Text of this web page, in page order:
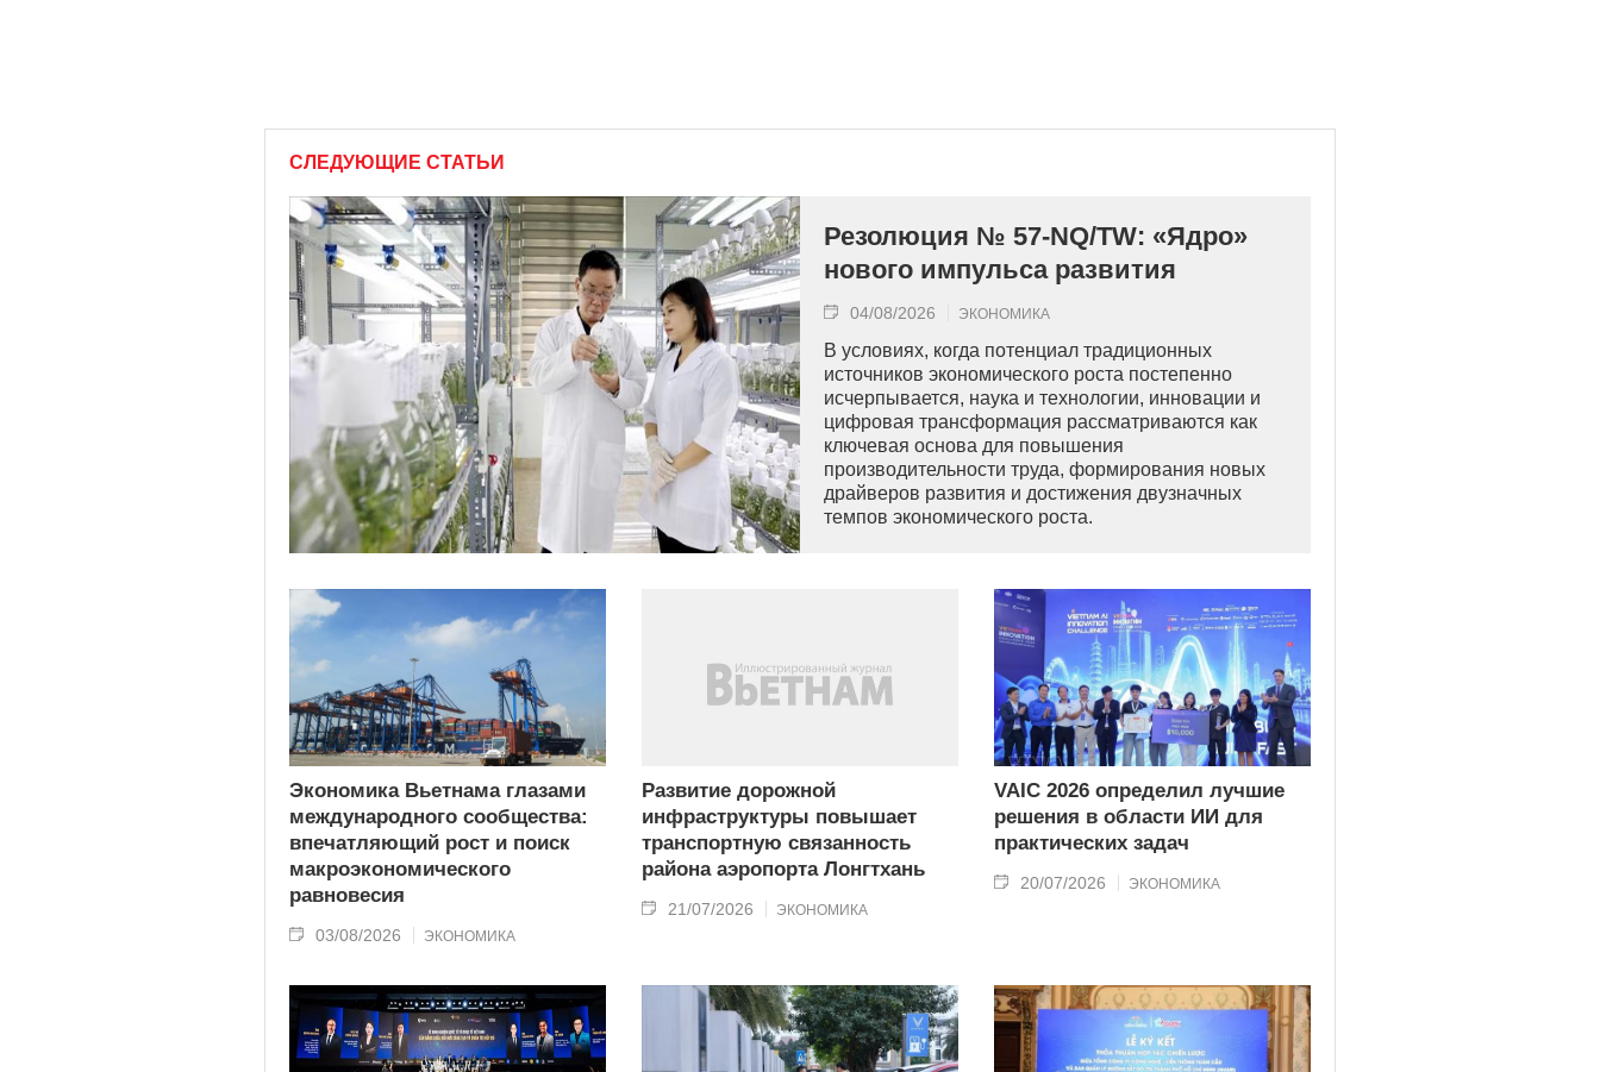
СЛЕДУЮЩИЕ СТАТЬИ
Резолюция № 57-NQ/TW: «Ядро»
нового импульса развития
04/08/2026 ЭКОНОМИКА
В условиях, когда потенциал традиционных
источников экономического роста постепенно
исчерпывается, наука и технологии, инновации и
цифровая трансформация рассматриваются как
ключевая основа для повышения
производительности труда, формирования новых
драйверов развития и достижения двузначных
темпов экономического роста.
Экономика Вьетнама глазами
международного сообщества:
впечатляющий рост и поиск
макроэкономического
равновесия
03/08/2026 ЭКОНОМИКА
Развитие дорожной
инфраструктуры повышает
транспортную связанность
района аэропорта Лонгтхань
21/07/2026 ЭКОНОМИКА
VAIC 2026 определил лучшие
решения в области ИИ для
практических задач
20/07/2026 ЭКОНОМИКА